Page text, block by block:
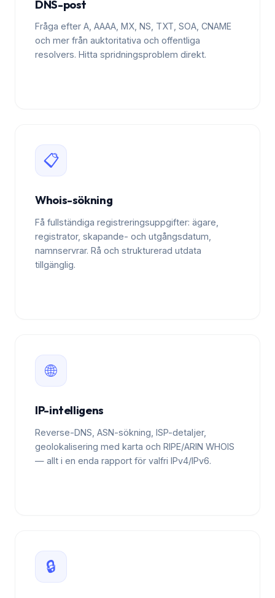
DNS-post
Fråga efter A, AAAA, MX, NS, TXT, SOA, CNAME
och mer från auktoritativa och offentliga
resolvers. Hitta spridningsproblem direkt.
📋
Whois-sökning
Få fullständiga registreringsuppgifter: ägare,
registrator, skapande- och utgångsdatum,
namnservrar. Rå och strukturerad utdata
tillgänglig.
🌐
IP-intelligens
Reverse-DNS, ASN-sökning, ISP-detaljer,
geolokalisering med karta och RIPE/ARIN WHOIS
— allt i en enda rapport för valfri IPv4/IPv6.
🔒